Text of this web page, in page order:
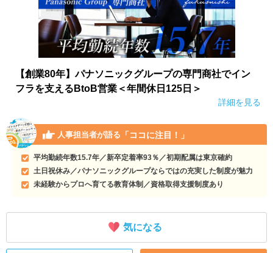
【創業80年】パナソニックグループの専門商社でイン
フラを支えるBtoB営業＜年間休日125日＞
詳細を見る
人事担当者が語る 「ココに注目！」
平均勤続年数15.7年／新卒定着率93％／初期配属は東京確約
土日祝休み／パナソニックグループならではの充実した制度が魅力
未経験からプロへ育てる教育体制／資格取得支援制度あり
気になる